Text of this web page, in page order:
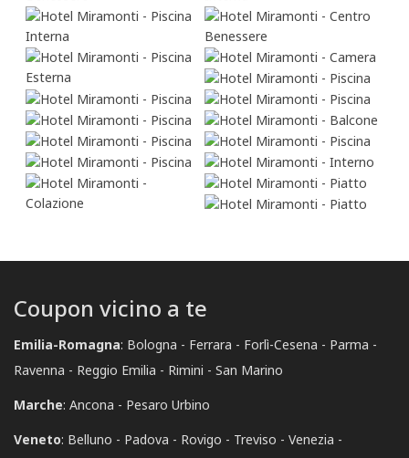
Coupon vicino a te
Emilia-Romagna: Bologna Ferrara Forlì-Cesena
Parma
Ravenna
Reggio Emilia Rimini
San Marino
Marche: Ancona
Pesaro Urbino
Veneto: Belluno Padova Rovigo Treviso
Venezia